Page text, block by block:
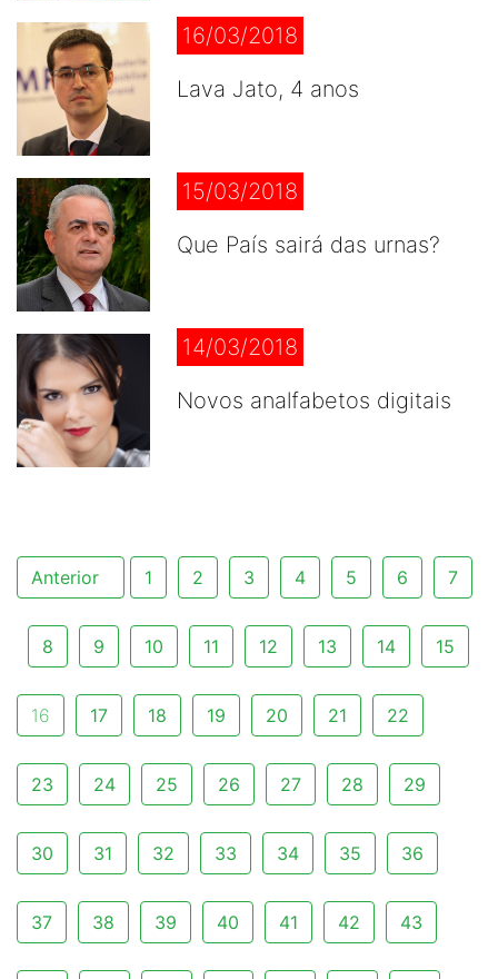
16/03/2018
Lava Jato, 4 anos
15/03/2018
Que País sairá das urnas?
14/03/2018
Novos analfabetos digitais
Anterior 1 2 3 4 5 6 7
8 9 10 11 12 13 14 15
16 17 18 19 20 21 22
23 24 25 26 27 28 29
30 31 32 33 34 35 36
37 38 39 40 41 42 43